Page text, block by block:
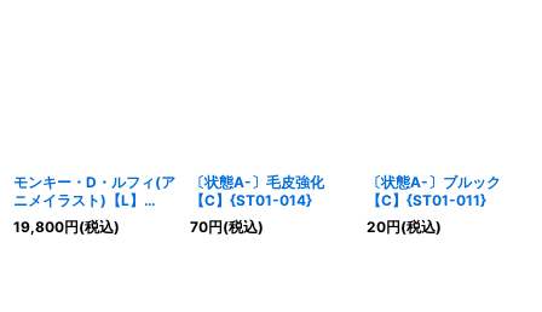
モンキー・D・ルフィ(ア
ニメイラスト)【L】
{ST01-001}
19,800円(税込)
〔状態A-〕毛皮強化
【C】{ST01-014}
70円(税込)
〔状態A-〕ブルック
【C】{ST01-011}
20円(税込)